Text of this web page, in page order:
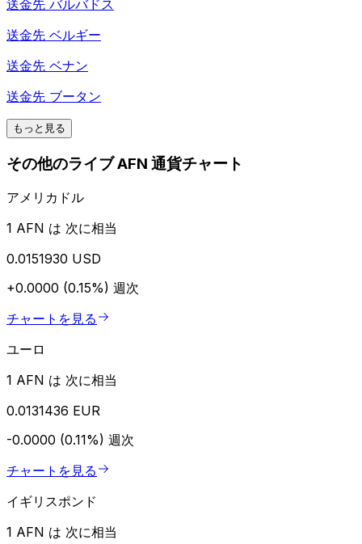
送金先 バルバドス
送金先 ベルギー
送金先 ベナン
送金先 ブータン
もっと見る
その他のライブ AFN 通貨チャート
アメリカドル
1 AFN は 次に相当
0.0151930 USD
+0.0000 (0.15%) 週次
チャートを見る
ユーロ
1 AFN は 次に相当
0.0131436 EUR
-0.0000 (0.11%) 週次
チャートを見る
イギリスポンド
1 AFN は 次に相当